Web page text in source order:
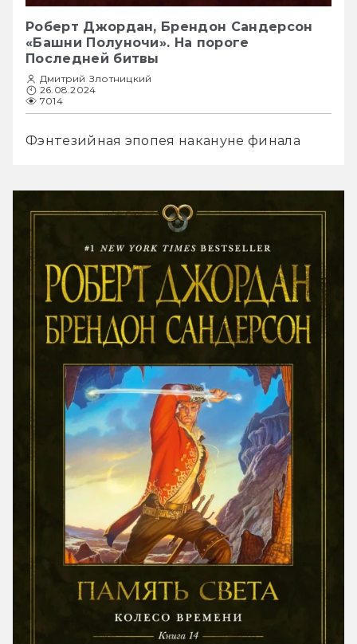
Роберт Джордан, Брендон Сандерсон
«Башни Полуночи». На пороге
Последней битвы
Дмитрий Злотницкий
26.08.2024
7014
Фэнтезийная эпопея накануне финала